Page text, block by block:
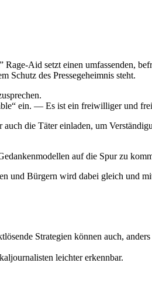
Aid setzt einen umfassenden,
Schutz des Pressegeheimnis steht.
ein. — Es ist ein freiwilliger und
die Täter einladen, um
auf die Spur zu
und Bürgern wird dabei gleich und
Strategien können auch, anders
leichter erkennbar.